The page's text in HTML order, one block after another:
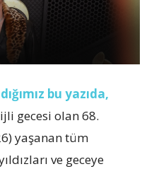
bu yazıda,
gecesi olan 68.
yaşanan tüm
ve geceye